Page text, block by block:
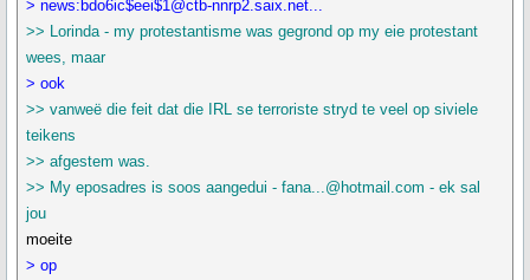
> news:bdo6ic$eei$1@ctb-nnrp2.saix.net...
>> Lorinda - my protestantisme was gegrond op my eie protestant
wees, maar
> ook
>> vanweë die feit dat die IRL se terroriste stryd te veel op siviele
teikens
>> afgestem was.
>> My eposadres is soos aangedui - fana...@hotmail.com - ek sal
jou
moeite
> op